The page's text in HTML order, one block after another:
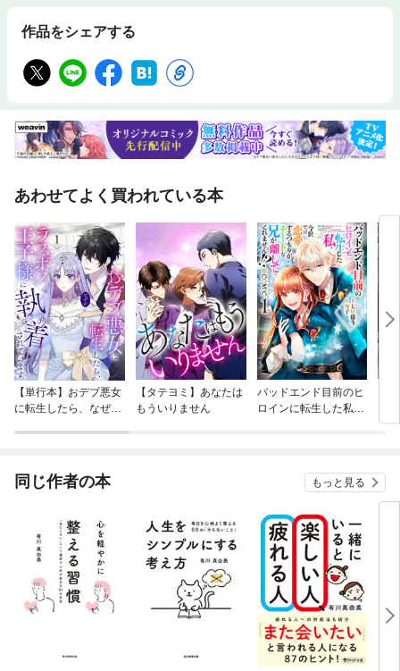
作品をシェアする
あわせてよく買われている本
【単行本】おデブ悪女
に転生したら、なぜか
【タテヨミ】あなたは
もういりません
バッドエンド目前のヒ
ロインに転生した私、
同じ作者の本 もっと見る